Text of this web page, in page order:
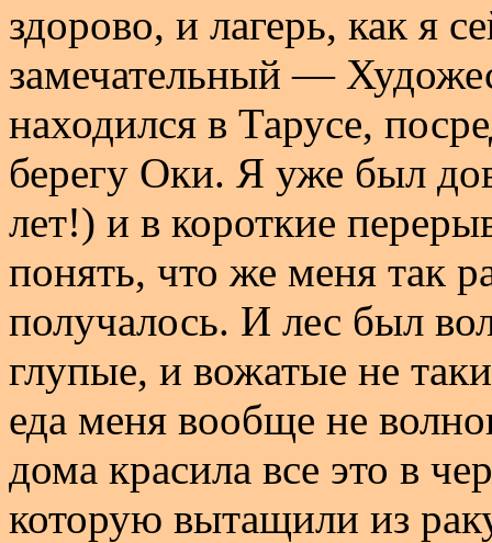
здорово, и лагерь, как я
замечательный —
находился в Тарусе,
берегу Оки. Я уже был
лет!) и в короткие
понять, что же меня так
получалось. И лес был
глупые, и вожатые не
еда меня вообще не
дома красила все это в
которую вытащили из